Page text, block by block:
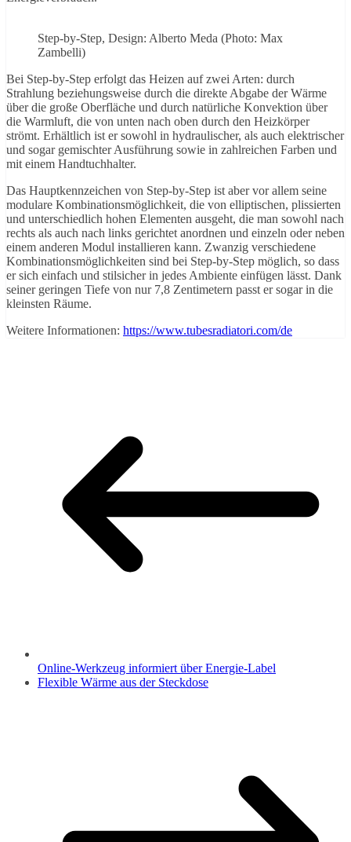
Step-by-Step, Design: Alberto Meda (Photo: Max
Zambelli)
Bei Step-by-Step erfolgt das Heizen auf zwei Arten: durch
Strahlung beziehungsweise durch die direkte Abgabe der Wärme
über die große Oberfläche und durch natürliche Konvektion über
die Warmluft, die von unten nach oben durch den Heizkörper
strömt. Erhältlich ist er sowohl in hydraulischer, als auch elektrischer
und sogar gemischter Ausführung sowie in zahlreichen Farben und
mit einem Handtuchhalter.
Das Hauptkennzeichen von Step-by-Step ist aber vor allem seine
modulare Kombinationsmöglichkeit, die von elliptischen, plissierten
und unterschiedlich hohen Elementen ausgeht, die man sowohl nach
rechts als auch nach links gerichtet anordnen und einzeln oder neben
einem anderen Modul installieren kann. Zwanzig verschiedene
Kombinationsmöglichkeiten sind bei Step-by-Step möglich, so dass
er sich einfach und stilsicher in jedes Ambiente einfügen lässt. Dank
seiner geringen Tiefe von nur 7,8 Zentimetern passt er sogar in die
kleinsten Räume.
Weitere Informationen: https://www.tubesradiatori.com/de
Online-Werkzeug informiert über Energie-Label
Flexible Wärme aus der Steckdose